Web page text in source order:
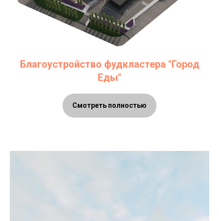
Благоустройство фудкластера "Город
Еды"
Смотреть полностью